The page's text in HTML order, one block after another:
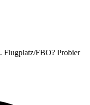
. Flugplatz/FBO? Probier